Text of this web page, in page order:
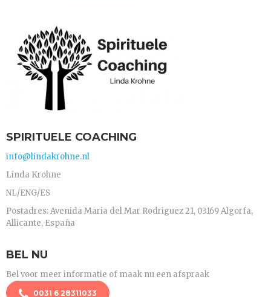
SPIRITUELE COACHING
info@lindakrohne.nl
Linda Krohne
NL/ENG/ES
Postadres: Avenida Maria del Mar Rodriguez 21, 03169 Algorfa,
Allicante, España
BEL NU
Bel voor meer informatie of maak nu een afspraak
0031 6 28311033